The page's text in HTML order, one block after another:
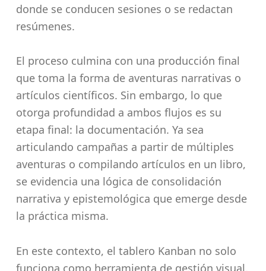
donde se conducen sesiones o se redactan
resúmenes.
El proceso culmina con una producción final
que toma la forma de aventuras narrativas o
artículos científicos. Sin embargo, lo que
otorga profundidad a ambos flujos es su
etapa final: la documentación. Ya sea
articulando campañas a partir de múltiples
aventuras o compilando artículos en un libro,
se evidencia una lógica de consolidación
narrativa y epistemológica que emerge desde
la práctica misma.
En este contexto, el tablero Kanban no solo
funciona como herramienta de gestión visual,